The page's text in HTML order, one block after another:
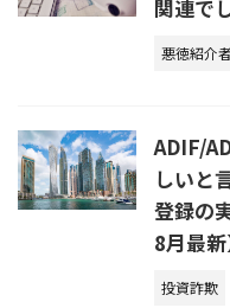
関連で
悪徳紹介
ADIF/
しいと
登録の
8月最新
投資詐欺